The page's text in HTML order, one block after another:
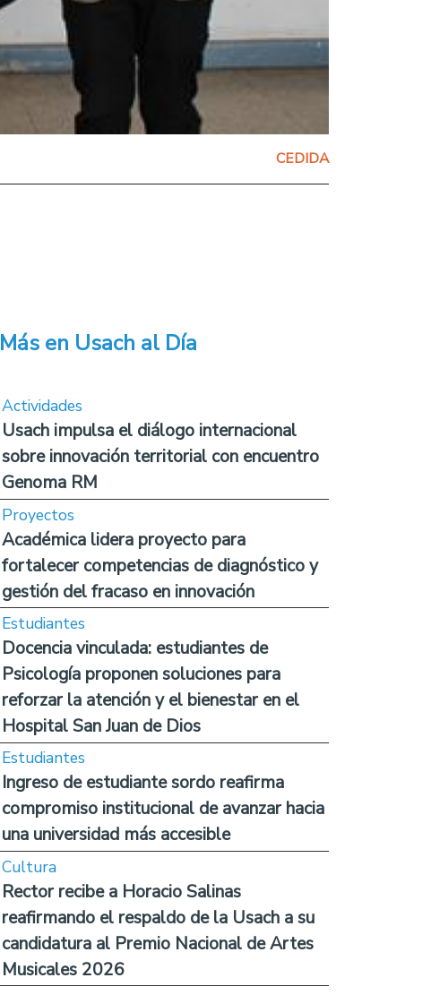
CEDIDA
Más en Usach al Día
Actividades
Usach impulsa el diálogo internacional
sobre innovación territorial con encuentro
Genoma RM
Proyectos
Académica lidera proyecto para
fortalecer competencias de diagnóstico y
gestión del fracaso en innovación
Estudiantes
Docencia vinculada: estudiantes de
Psicología proponen soluciones para
reforzar la atención y el bienestar en el
Hospital San Juan de Dios
Estudiantes
Ingreso de estudiante sordo reafirma
compromiso institucional de avanzar hacia
una universidad más accesible
Cultura
Rector recibe a Horacio Salinas
reafirmando el respaldo de la Usach a su
candidatura al Premio Nacional de Artes
Musicales 2026